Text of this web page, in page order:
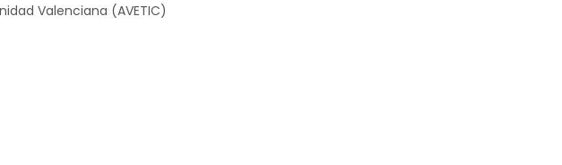
Valenciana (AVETIC)